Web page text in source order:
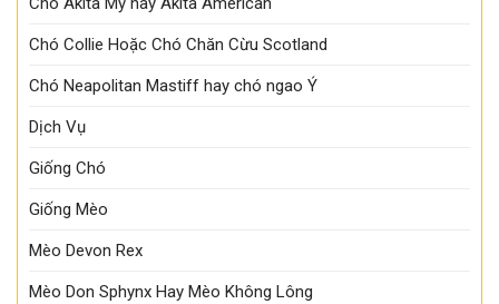
Chó Collie Hoặc Chó Chăn Cừu Scotland
Chó Neapolitan Mastiff hay chó ngao Ý
Dịch Vụ
Giống Chó
Giống Mèo
Mèo Devon Rex
Mèo Don Sphynx Hay Mèo Không Lông